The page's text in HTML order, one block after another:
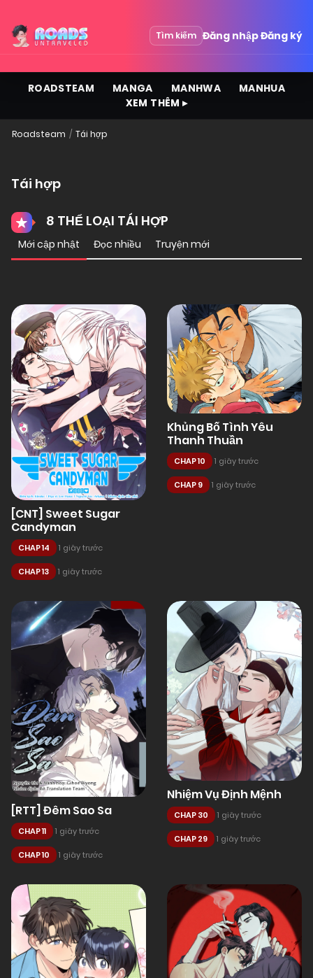
Tìm kiếm Đăng nhậpĐăng ký
ROADSTEAM MANGA MANHWA
MANHUA
XEM THÊM ▸
Roadsteam Tái hợp
Tái hợp
8 THỂ LOẠI TÁI HỢP
Mới cập nhật Đọc nhiều Truyện mới
[CNT] Sweet Sugar
Candyman
CHAP 14 1 giây trước
CHAP 13 1 giây trước
Khủng Bố Tình Yêu
Thanh Thuần
CHAP 10 1 giây trước
CHAP 9 1 giây trước
[RTT] Đêm Sao Sa
CHAP 11 1 giây trước
CHAP 10 1 giây trước
Nhiệm Vụ Định Mệnh
CHAP 30 1 giây trước
CHAP 29 1 giây trước